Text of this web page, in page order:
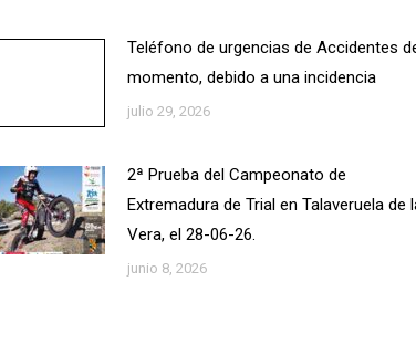
Teléfono de urgencias de Accidentes
momento, debido a una incidencia
julio 29, 2026
2ª Prueba del Campeonato de
Extremadura de Trial en Talaveruela de
Vera, el 28-06-26.
junio 8, 2026